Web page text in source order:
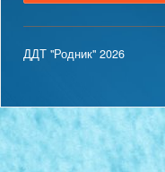
ДДТ "Родник" 2026